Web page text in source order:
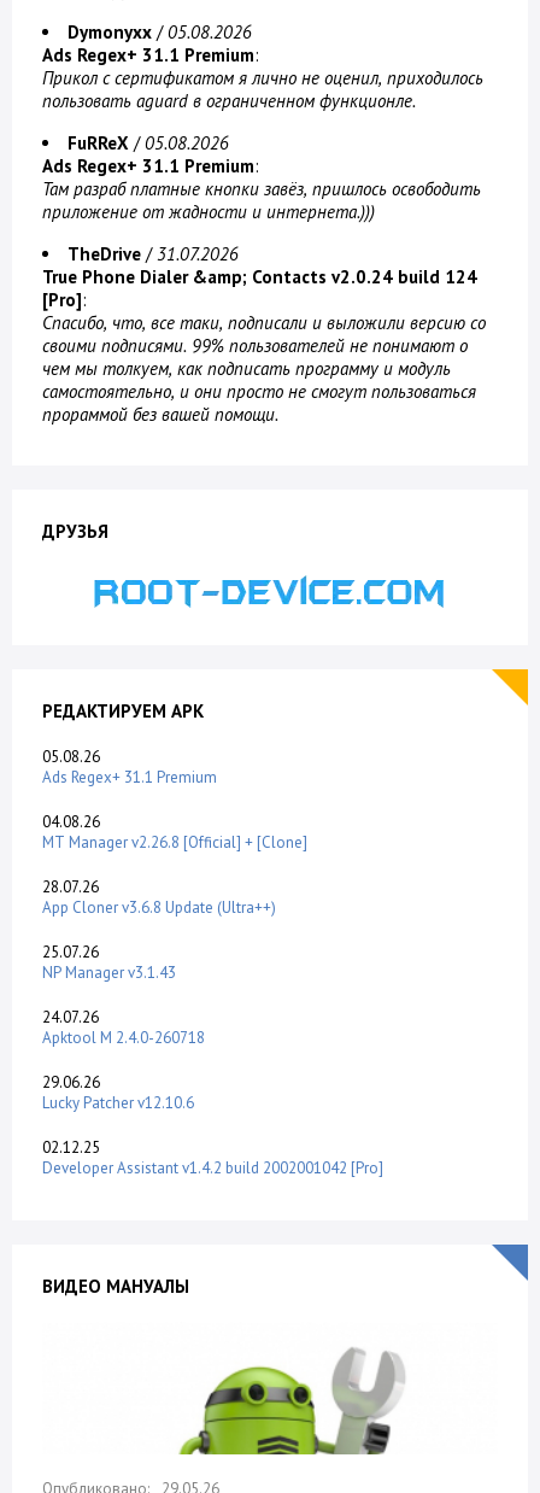
Dymonyxx /05.08.2026
Ads Regex+ 31.1 Premium:
Прикол с сертификатом я лично не оценил, приходилось
пользовать aguard в ограниченном функционле.
FuRReX /05.08.2026
Ads Regex+ 31.1 Premium:
Там разраб платные кнопки завёз, пришлось освободить
приложение от жадности и интернета.)))
TheDrive /31.07.2026
True Phone Dialer &amp; Contacts v2.0.24 build 124
[Pro]:
Спасибо, что, все таки, подписали и выложили версию со
своими подписями. 99% пользователей не понимают о
чем мы толкуем, как подписать программу и модуль
самостоятельно, и они просто не смогут пользоваться
прораммой без вашей помощи.
ДРУЗЬЯ
РЕДАКТИРУЕМ APK
05.08.26
Ads Regex+ 31.1 Premium
04.08.26
MT Manager v2.26.8 [Official] + [Clone]
28.07.26
App Cloner v3.6.8 Update (Ultra++)
25.07.26
NP Manager v3.1.43
24.07.26
Apktool M 2.4.0-260718
29.06.26
Lucky Patcher v12.10.6
02.12.25
Developer Assistant v1.4.2 build 2002001042 [Pro]
ВИДЕО МАНУАЛЫ
29.05.26